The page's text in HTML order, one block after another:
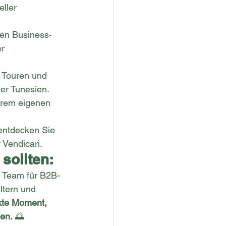
Business-
und
Tunesien.
eigenen
Sie
sollten:
für B2B-
und
Moment,
🌅